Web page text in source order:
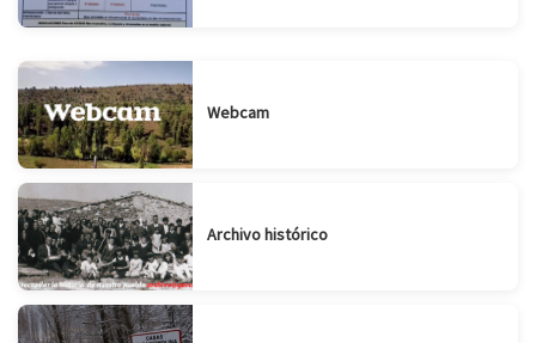
Webcam
Archivo histórico